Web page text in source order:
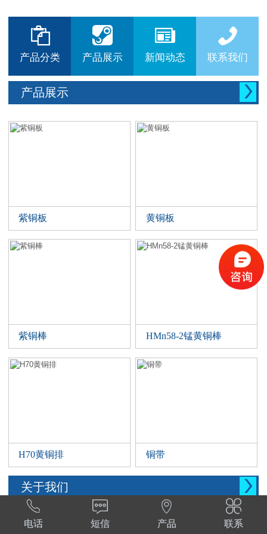



产品分类

产品展示

新闻动态

联系我们
产品展示 
紫铜板 黄铜板
紫铜棒 HMn58-2锰黄铜棒
H70黄铜排 铜带
关于我们 
西安晨腾物资有限公司 常年销售铜管，铜棒。
铜棒，铜排等。材质:T1,T2,T3,TP2,Tu1,TU2,

电话

短信

产品

联系